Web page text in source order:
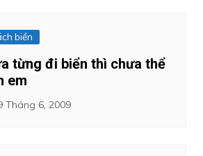
biển
từng đi biển thì chưa thể
em
Tháng 6, 2009